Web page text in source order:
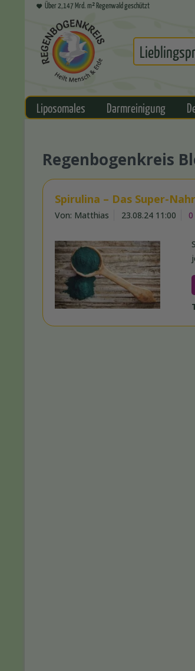
Über 2,147 Mrd. m² Regenwald geschützt
Liposomales Darmreinigung
Regenbogenkreis
Spirulina – Das Super-
Von: Matthias 23.08.24 11:00